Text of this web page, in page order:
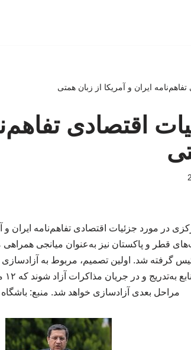
تفاهم‌نامه ایران و آمریکا از زبان همتی
اقتصادی
در مورد جزئیات اقتصادی تفاهم‌نامه ایران و
قطر و پاکستان نیز به‌عنوان میانجی
گرفته شد. اولین تصمیم، مربوط به
مراحل بعدی آزادسازی خواهد شد. منبع: